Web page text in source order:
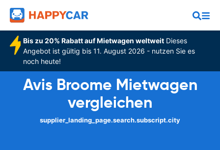
Bis zu 20% Rabatt auf Mietwagen weltweitDieses
Angebot ist gültig bis 11. August 2026 - nutzen Sie es
noch heute!
Avis Broome Mietwagen
vergleichen
supplier_landing_page.search.subscript.city